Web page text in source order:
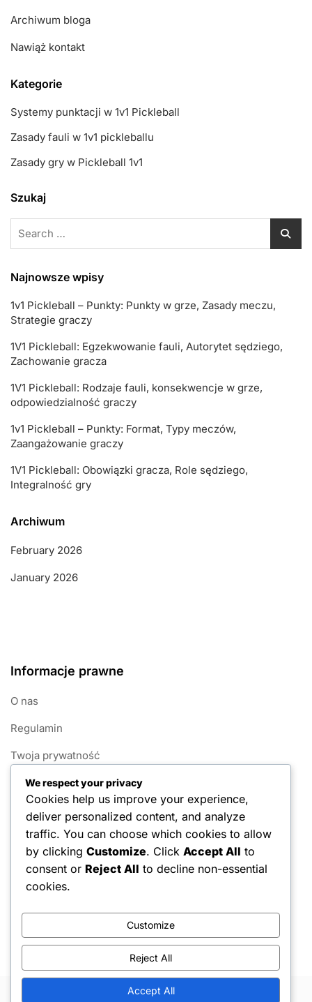
Archiwum bloga
Nawiąż kontakt
Kategorie
Systemy punktacji w 1v1 Pickleball
Zasady fauli w 1v1 pickleballu
Zasady gry w Pickleball 1v1
Szukaj
Najnowsze wpisy
1v1 Pickleball – Punkty: Punkty w grze, Zasady meczu,
Strategie graczy
1V1 Pickleball: Egzekwowanie fauli, Autorytet sędziego,
Zachowanie gracza
1V1 Pickleball: Rodzaje fauli, konsekwencje w grze,
odpowiedzialność graczy
1v1 Pickleball – Punkty: Format, Typy meczów,
Zaangażowanie graczy
1V1 Pickleball: Obowiązki gracza, Role sędziego,
Integralność gry
Archiwum
February 2026
January 2026
Informacje prawne
O nas
Regulamin
Twoja prywatność
Nawiąż kontakt
Polityka plików cookie
Kategorie
Systemy punktacji w 1v1 Pickleball
Zasady gry w Pickleball 1v1
We respect your privacy
Cookies help us improve your experience,
deliver personalized content, and analyze
traffic. You can choose which cookies to allow
by clicking Customize. Click Accept All to
consent or Reject All to decline non-essential
cookies.
Customize
Reject All
Accept All